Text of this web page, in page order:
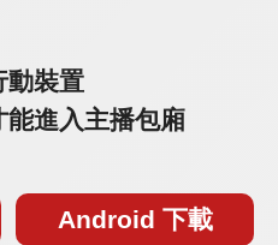
動裝置
進入主播包廂
Android 下載